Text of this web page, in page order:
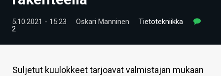
TECHBBS
5.10.2021 - 15:23 Oskari Manninen
Tietotekniikka
2
Suljetut kuulokkeet tarjoavat valmistajan mukaan